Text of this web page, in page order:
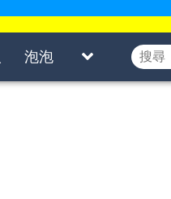
泡泡